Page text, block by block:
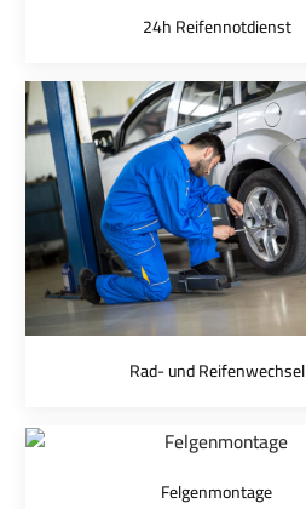
24h Reifennotdienst
Rad- und Reifenwechsel
Felgenmontage